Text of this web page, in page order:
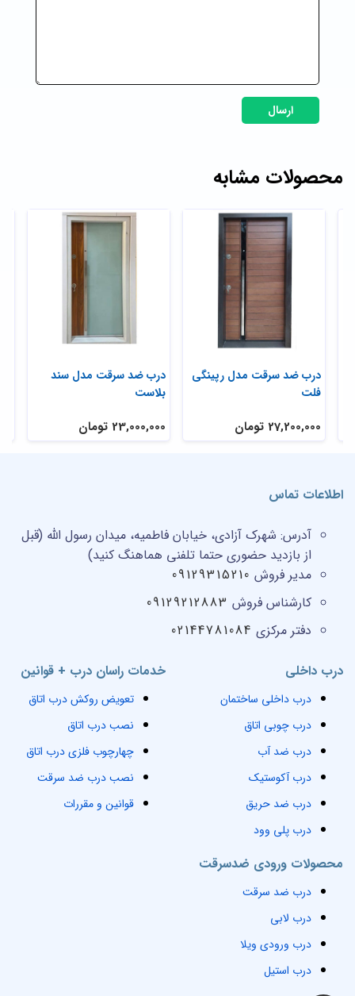
ارسال
محصولات مشابه
درب ضد سرقت مدل سند
بلاست
23,000,000 تومان
درب ضد سرقت مدل رپینگی
فلت
27,200,000 تومان
خدمات راسان درب + قوانین
تعویض روکش درب اتاق
نصب درب اتاق
چهارچوب فلزی درب اتاق
نصب درب ضد سرقت
قوانین و مقررات
محصولات ورودی ضدسرقت
درب ضد سرقت
درب لابی
درب ورودی ویلا
درب استیل
درب داخلی
درب داخلی ساختمان
درب چوبی اتاق
درب ضد آب
درب آکوستیک
درب ضد حریق
درب پلی وود
اطلاعات تماس
آدرس: شهرک آزادی، خیابان فاطمیه، میدان رسول الله (قبل
از بازدید حضوری حتما تلفنی هماهنگ کنید)
مدیر فروش 09129315210
کارشناس فروش 09129212883
دفتر مرکزی 02144781084